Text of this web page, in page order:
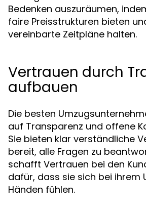
Bedenken auszuräumen,
faire Preisstrukturen bieten
vereinbarte Zeitpläne halten.
Vertrauen durch
aufbauen
Die besten
auf Transparenz und offene
Sie bieten klar verständliche
bereit, alle Fragen zu
schafft Vertrauen bei den
dafür, dass sie sich bei ihrem
Händen fühlen.